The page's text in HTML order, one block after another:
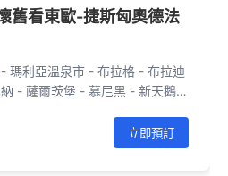
舊看東歐-捷斯匈奧德法
瑪利亞溫泉市 - 布拉格 - 布拉迪
- 薩爾茨堡 - 慕尼黑 - 新天鵝堡
立即預訂